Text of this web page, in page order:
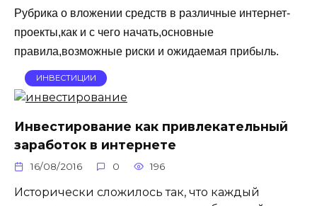
Рубрика о вложении средств в различные интернет-
проекты,как и с чего начать,основные
правила,возможные риски и ожидаемая прибыль.
ИНВЕСТИЦИИ
Инвестирование как привлекательный
заработок в интернете
16/08/2016 0 196
Исторически сложилось так, что каждый